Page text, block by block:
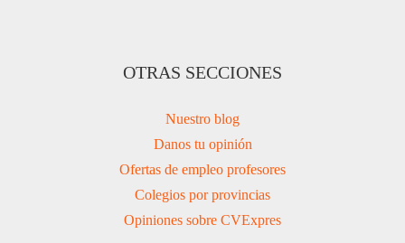
OTRAS SECCIONES
Nuestro blog
Danos tu opinión
Ofertas de empleo profesores
Colegios por provincias
Opiniones sobre CVExpres